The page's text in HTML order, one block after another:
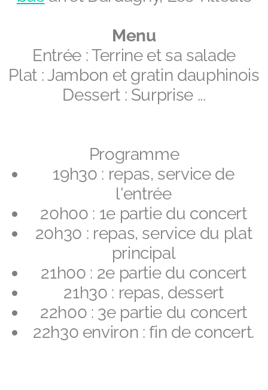
Menu
Entrée : Terrine et sa salade
Plat : Jambon et gratin dauphinois
Dessert : Surprise ...
Programme
19h30 : repas, service de
l'entrée
20h00 : 1e partie du concert
20h30 : repas, service du plat
principal
21h00 : 2e partie du concert
21h30 : repas, dessert
22h00 : 3e partie du concert
22h30 environ : fin de concert.